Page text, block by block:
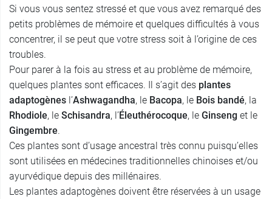
Si vous vous sentez stressé et que vous avez remarqué des
petits problèmes de mémoire et quelques difficultés à vous
concentrer, il se peut que votre stress soit à l’origine de ces
troubles.
Pour parer à la fois au stress et au problème de mémoire,
quelques plantes sont efficaces. Il s’agit des plantes
adaptogènes l’Ashwagandha, le Bacopa, le Bois bandé, la
Rhodiole, le Schisandra, l’Éleuthérocoque, le Ginseng et le
Gingembre.
Ces plantes sont d’usage ancestral très connu puisqu’elles
sont utilisées en médecines traditionnelles chinoises et/ou
ayurvédique depuis des millénaires.
Les plantes adaptogènes doivent être réservées à un usage